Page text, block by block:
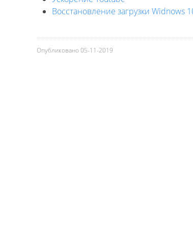
Восстановление загрузки Widnows
Опубликовано05-11-2019